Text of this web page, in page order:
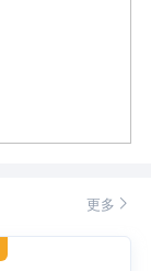
更多 